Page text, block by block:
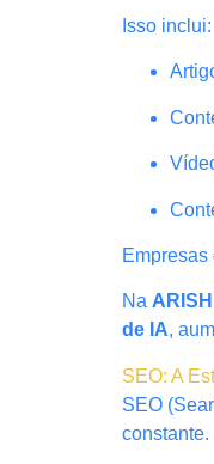
Isso inclui:
Na
de IA,
SEO: A
SEO
constante.